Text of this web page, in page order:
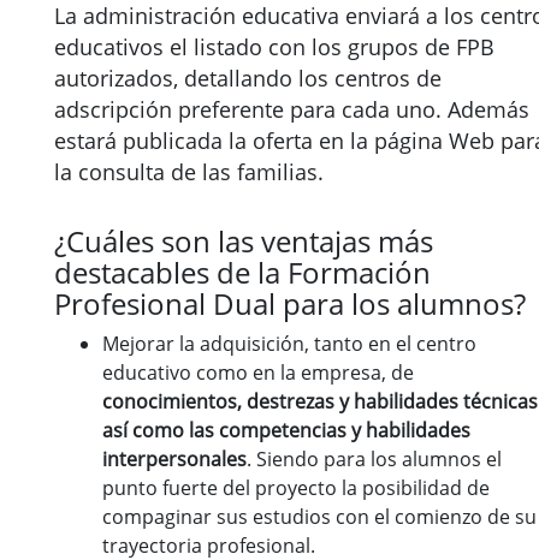
La administración educativa enviará a los
educativos el listado con los grupos de FPB
autorizados, detallando los centros de
adscripción preferente para cada uno. Además
estará publicada la oferta en la página Web
la consulta de las familias.
¿Cuáles son las ventajas más
destacables de la Formación
Profesional Dual para los alumnos?
Mejorar la adquisición, tanto en el centro
educativo como en la empresa, de
conocimientos, destrezas y habilidades técnicas
así como las competencias y habilidades
interpersonales. Siendo para los alumnos el
punto fuerte del proyecto la posibilidad de
compaginar sus estudios con el comienzo de su
trayectoria profesional.